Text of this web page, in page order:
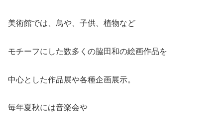
美術館では、鳥や、子供、植物など
モチーフにした数多くの脇田和の絵画作品を
中心とした作品展や各種企画展示。
毎年夏秋には音楽会や